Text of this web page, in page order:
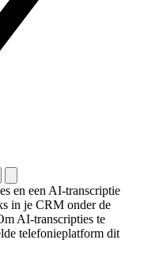
en een AI-transcriptie
in je CRM onder de
AI-transcripties te
telefonieplatform dit